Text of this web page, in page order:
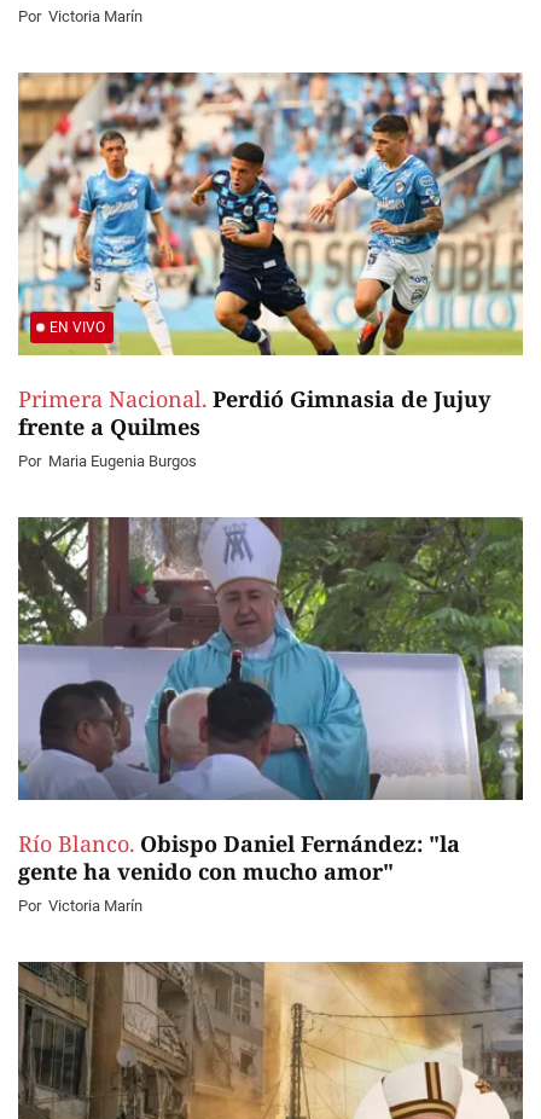
Por Victoria Marín
EN VIVO
Primera Nacional. Perdió Gimnasia de Jujuy
frente a Quilmes
Por Maria Eugenia Burgos
Río Blanco. Obispo Daniel Fernández: "la
gente ha venido con mucho amor"
Por Victoria Marín